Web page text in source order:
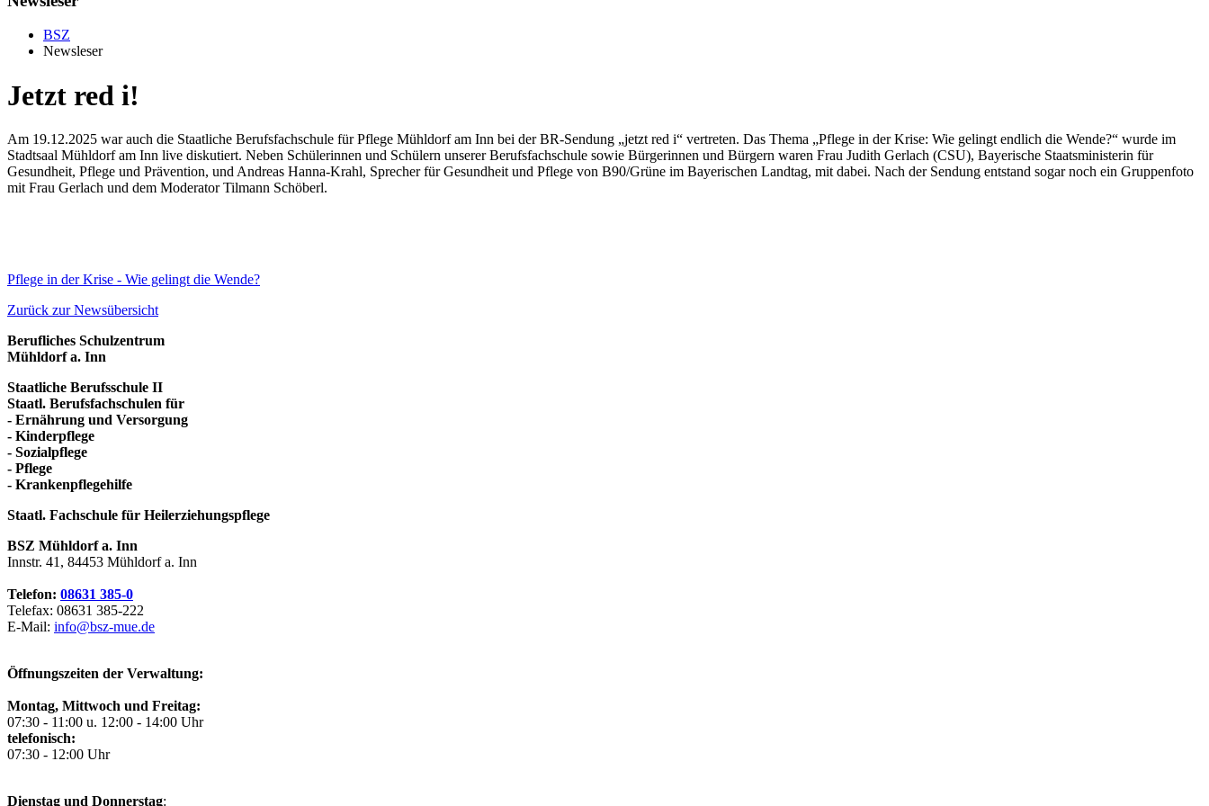
BSZ
Newsleser
Jetzt red i!
Am 19.12.2025 war auch die Staatliche Berufsfachschule für Pflege Mühldorf am Inn bei der BR-Sendung „jetzt red i“ vertreten. Das Thema „Pflege in der Krise: Wie gelingt endlich die Wende?“ wurde im
Stadtsaal Mühldorf am Inn live diskutiert. Neben Schülerinnen und Schülern unserer Berufsfachschule sowie Bürgerinnen und Bürgern waren Frau Judith Gerlach (CSU), Bayerische Staatsministerin für
Gesundheit, Pflege und Prävention, und Andreas Hanna-Krahl, Sprecher für Gesundheit und Pflege von B90/Grüne im Bayerischen Landtag, mit dabei. Nach der Sendung entstand sogar noch ein Gruppenfoto
mit Frau Gerlach und dem Moderator Tilmann Schöberl.
Pflege in der Krise - Wie gelingt die Wende?
Zurück zur Newsübersicht
Berufliches Schulzentrum
Mühldorf a. Inn
Staatliche Berufsschule II
Staatl. Berufsfachschulen für
- Ernährung und Versorgung
- Kinderpflege
- Sozialpflege
- Pflege
- Krankenpflegehilfe
Staatl. Fachschule für Heilerziehungspflege
BSZ Mühldorf a. Inn
Innstr. 41, 84453 Mühldorf a. Inn
Telefon: 08631 385-0
Telefax: 08631 385-222
E-Mail: info@bsz-mue.de
Öffnungszeiten der Verwaltung:
Montag, Mittwoch und Freitag:
07:30 - 11:00 u. 12:00 - 14:00 Uhr
telefonisch:
07:30 - 12:00 Uhr
Dienstag und Donnerstag: